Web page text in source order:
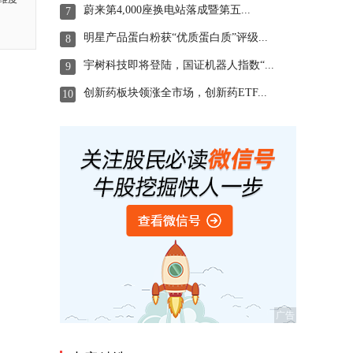
7 蔚来第4,000座换电站落成暨第五...
8 明星产品蛋白粉获“优质蛋白质”评级...
9 宇树科技即将登陆，国证机器人指数“...
10 创新药板块领涨全市场，创新药ETF...